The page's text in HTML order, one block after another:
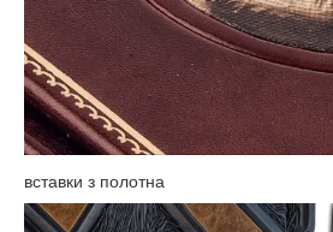
вставки з полотна